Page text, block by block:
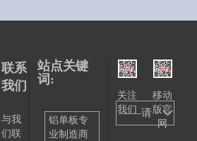
联系
我们
与我
们联
站点关键
词:
铝单板专
业制造商
关注
我们
移动
版官
网
——请